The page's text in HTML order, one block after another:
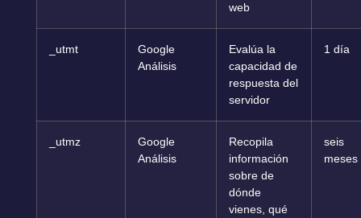
web
_utmt
Google
Análisis
Evalúa la
capacidad de
respuesta del
servidor
1 día
_utmz
Google
Análisis
Recopila
información
sobre de
dónde
vienes, qué
seis
meses